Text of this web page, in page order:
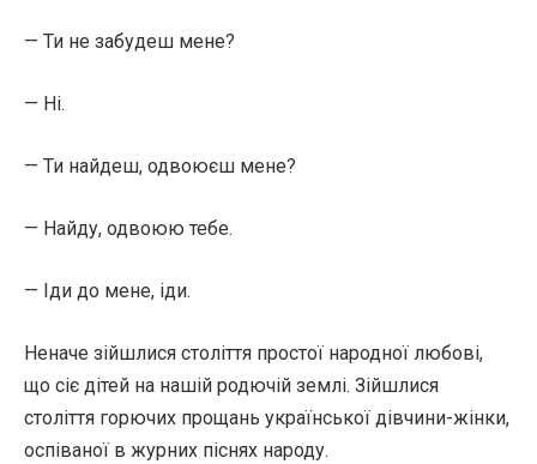
— Ти не забудеш мене?
— Ні.
— Ти найдеш, одвоюєш мене?
— Найду, одвоюю тебе.
— Іди до мене, іди.
Неначе зійшлися століття простої народної любові,
що сіє дітей на нашій родючій землі. Зійшлися
століття горючих прощань української дівчини-жінки,
оспіваної в журних піснях народу.